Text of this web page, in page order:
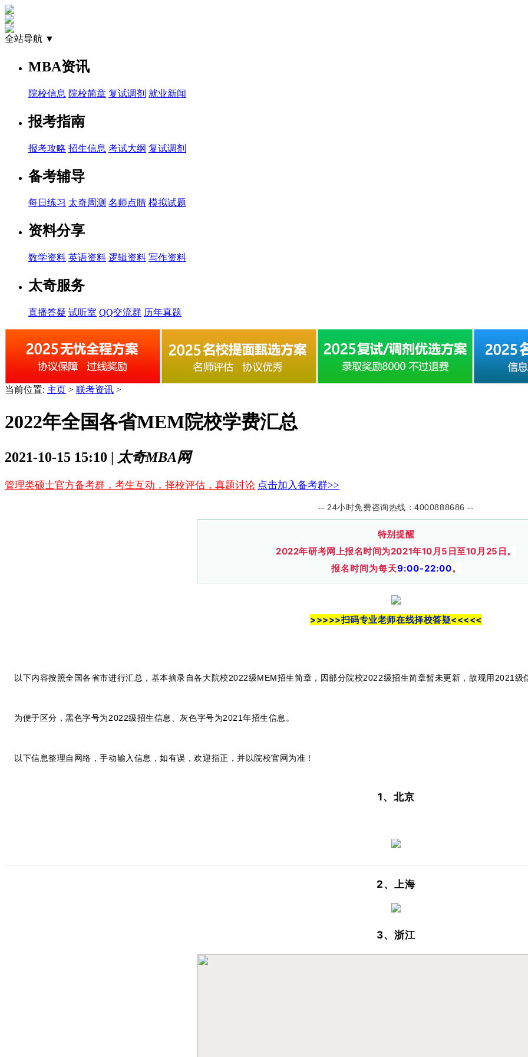
全站导航 ▼
MBA资讯
院校信息 院校简章 复试调剂 就业新闻
报考指南
报考攻略 招生信息 考试大纲 复试调剂
备考辅导
每日练习 太奇周测 名师点睛 模拟试题
资料分享
数学资料 英语资料 逻辑资料 写作资料
太奇服务
直播答疑 试听室 QQ交流群 历年真题
当前位置: 主页 > 联考资讯 >
2022年全国各省MEM院校学费汇总
2021-10-15 15:10 | 太奇MBA网
管理类硕士官方备考群，考生互动，择校评估，真题讨论 点击加入备考群>>
-- 24小时免费咨询热线：4000888686 --
特别提醒
2022年研考网上报名时间为2021年10月5日至10月25日。
报名时间为每天9:00-22:00。
>>>>>扫码专业老师在线择校答疑<<<<<
以下内容按照全国各省市进行汇总，基本摘录自各大院校2022级MEM招生简章，因部分院校2022级招生简章暂未更新，故现用2021级
为便于区分，黑色字号为2022级招生信息、灰色字号为2021年招生信息。
以下信息整理自网络，手动输入信息，如有误，欢迎指正，并以院校官网为准！
1、北京
2、上海
3、浙江